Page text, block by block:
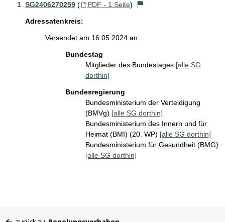
SG2406270259 ( PDF - 1 Seite)
Adressatenkreis:
Versendet am 16.05.2024 an:
Bundestag
Mitglieder des Bundestages [alle SG
dorthin]
Bundesregierung
Bundesministerium der Verteidigung
(BMVg) [alle SG dorthin]
Bundesministerium des Innern und für
Heimat (BMI) (20. WP) [alle SG dorthin]
Bundesministerium für Gesundheit (BMG)
[alle SG dorthin]